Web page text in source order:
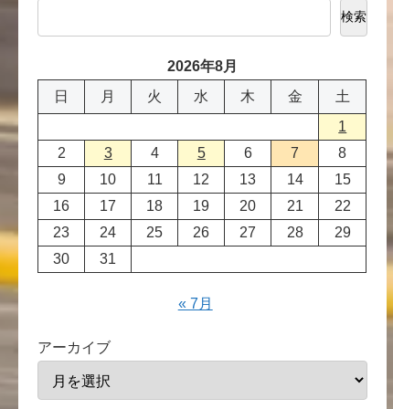
検索
2026年8月
日
月 火 水 木 金
土
1
2
3 4 5 6 7
8
9
10 11 12 13 14
15
16
17 18 19 20 21
22
23
24 25 26 27 28
29
30
31
« 7月
アーカイブ